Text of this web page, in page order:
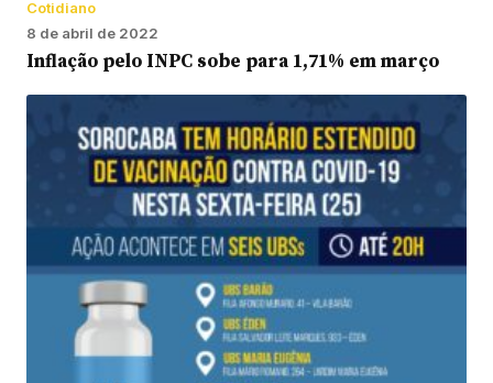
Cotidiano
8 de abril de 2022
Inflação pelo INPC sobe para 1,71% em março